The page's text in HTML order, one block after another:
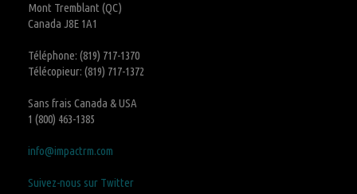
Mont Tremblant (QC)
Canada J8E 1A1
Téléphone: (819) 717-1370
Télécopieur: (819) 717-1372
Sans frais Canada & USA
1 (800) 463-1385
info@impactrm.com
Suivez-nous sur Twitter